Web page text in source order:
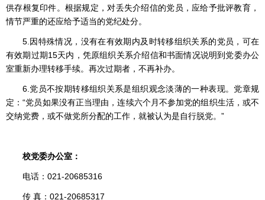
供存根复印件。根据规定，对丢失介绍信的党员，应给予批评教育，
情节严重的还应给予适当的党纪处分。
5.因特殊情况，没有在有效期内及时转移组织关系的党员，可在
有效期过期15天内，凭原组织关系介绍信和书面情况说明到党委办公
室重新办理转移手续。再次过期者，不再补办。
6.党员不按期转移组织关系是组织观念淡薄的一种表现。党章规
定：“党员如果没有正当理由，连续六个月不参加党的组织生活，或不
交纳党费，或不做党所分配的工作，就被认为是自行脱党。”
校党委办公室：
电话：021-20685316
传 真：021-20685317